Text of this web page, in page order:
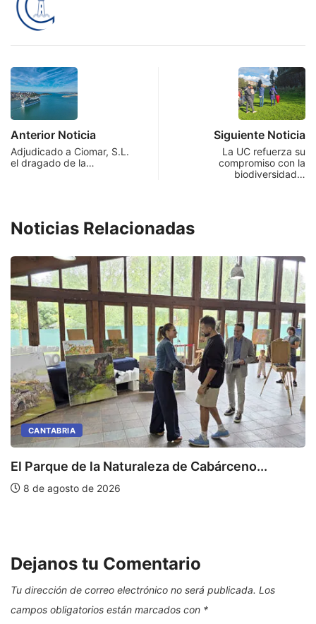
Anterior Noticia
Adjudicado a Ciomar, S.L.
el dragado de la…
Siguiente Noticia
La UC refuerza su
compromiso con la
biodiversidad…
Noticias Relacionadas
CANTABRIA
El Parque de la Naturaleza de Cabárceno...
8 de agosto de 2026
Dejanos tu Comentario
Tu dirección de correo electrónico no será publicada. Los
campos obligatorios están marcados con *